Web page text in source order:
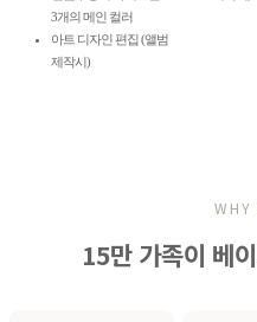
3개의 메인 컬러
아트 디자인 편집 (앨범
제작시)
WHY
15만 가족이 베